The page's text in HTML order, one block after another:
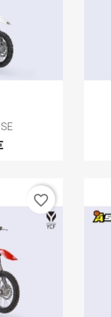
favorite_border